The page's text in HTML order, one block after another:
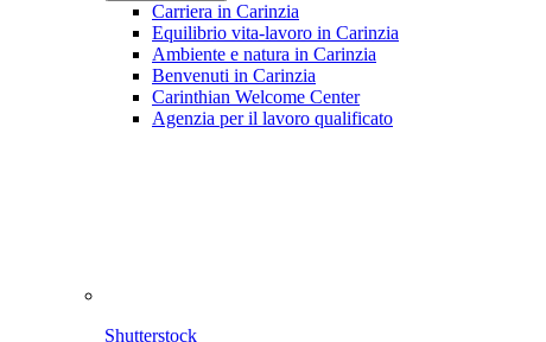
Carriera in Carinzia
Equilibrio vita-lavoro in Carinzia
Ambiente e natura in Carinzia
Benvenuti in Carinzia
Carinthian Welcome Center
Agenzia per il lavoro qualificato
Shutterstock